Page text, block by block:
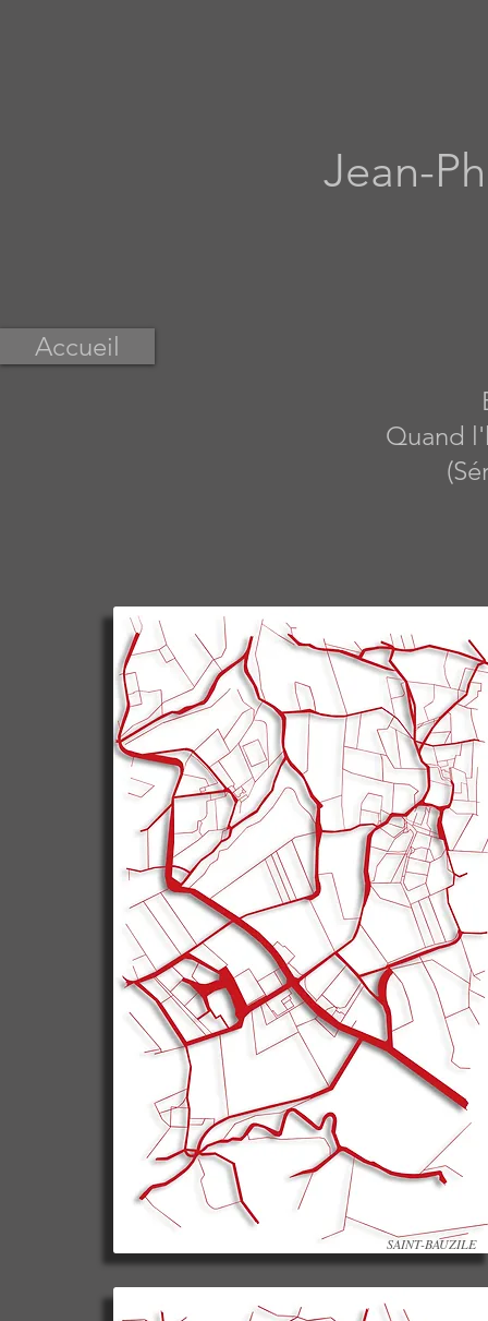
Jean-
Accueil
Quand
SAINT-BAUZILE